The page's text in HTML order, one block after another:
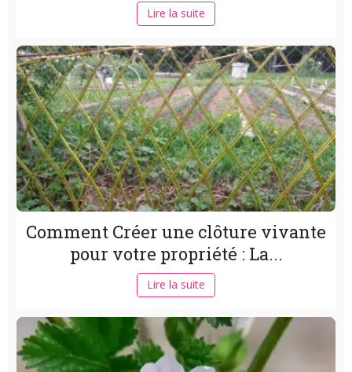
Lire la suite
Comment Créer une clôture vivante
pour votre propriété : La...
Lire la suite